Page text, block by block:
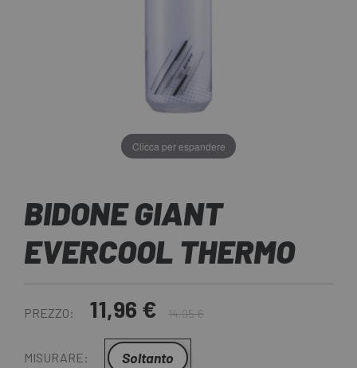
Clicca per espandere
BIDONE GIANT
EVERCOOL THERMO
PREZZO: 11,96 € 14,95 €
MISURARE: Soltanto